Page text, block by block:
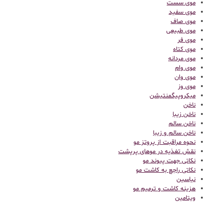
موی سست
موی سفید
موی صاف
موی طبیعی
موی فر
موی کتاه
موی مردانه
موی وام
موی وان
موی وز
میکروپیگمنتیشن
ناخن
ناخن زیبا
ناخن سالم
ناخن سالم و زیبا
نحوه مراقبت از پروتز مو
نقش تغذیه در موهای پرپشت
نکاتی جهت پیوند مو
نکاتی راجع به کاشت مو
نیاسین
هزینه کاشت و ترمیم مو
ویتامین